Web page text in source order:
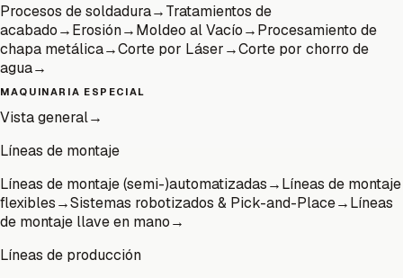
Procesos de soldadura→Tratamientos de
acabado→Erosión→Moldeo al Vacío→Procesamiento de
chapa metálica→Corte por Láser→Corte por chorro de
agua→
MAQUINARIA ESPECIAL
Vista general→
Líneas de montaje
Líneas de montaje (semi-)automatizadas→Líneas de montaje
flexibles→Sistemas robotizados & Pick-and-Place→Líneas
de montaje llave en mano→
Líneas de producción